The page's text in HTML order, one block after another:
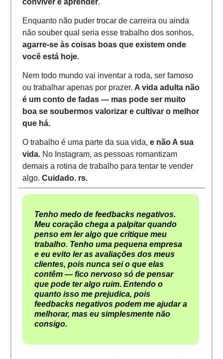
conviver e aprender.
Enquanto não puder trocar de carreira ou ainda
não souber qual seria esse trabalho dos sonhos,
agarre-se às coisas boas que existem onde
você está hoje.
Nem todo mundo vai inventar a roda, ser famoso
ou trabalhar apenas por prazer. A vida adulta não
é um conto de fadas — mas pode ser muito
boa se soubermos valorizar e cultivar o melhor
que há.
O trabalho é uma parte da sua vida, e não A sua
vida.No Instagram, as pessoas romantizam
demais a rotina de trabalho para tentar te vender
algo. Cuidado. rs.
Tenho medo de feedbacks negativos.
Meu coração chega a palpitar quando
penso em ler algo que critique meu
trabalho. Tenho uma pequena empresa
e eu evito ler as avaliações dos meus
clientes, pois nunca sei o que elas
contêm — fico nervoso só de pensar
que pode ter algo ruim. Entendo o
quanto isso me prejudica, pois
feedbacks negativos podem me ajudar a
melhorar, mas eu simplesmente não
consigo.